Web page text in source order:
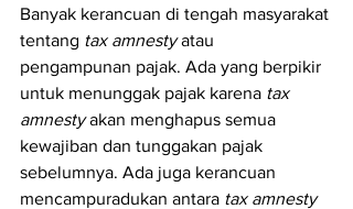
Banyak kerancuan di tengah masyarakat
tentang tax amnesty atau
pengampunan pajak. Ada yang berpikir
untuk menunggak pajak karena tax
amnesty akan menghapus semua
kewajiban dan tunggakan pajak
sebelumnya. Ada juga kerancuan
mencampuradukan antara tax amnesty